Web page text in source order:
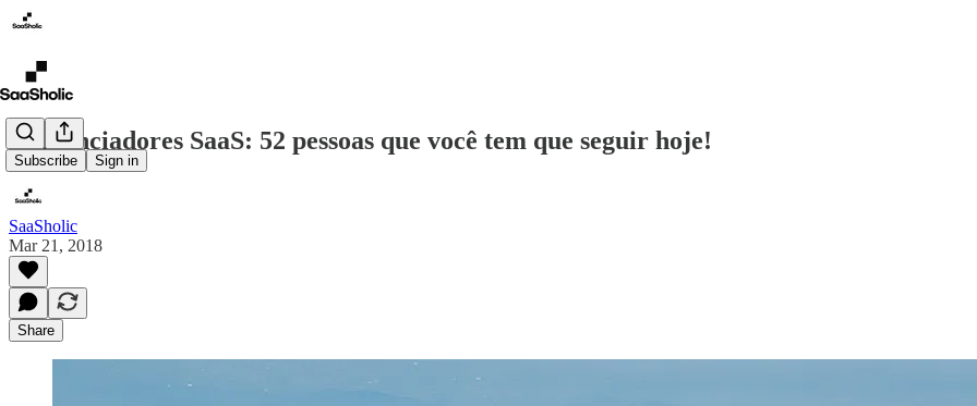
Subscribe Sign in
Influenciadores SaaS: 52 pessoas que você tem que seguir hoje!
SaaSholic
Mar 21, 2018
Share